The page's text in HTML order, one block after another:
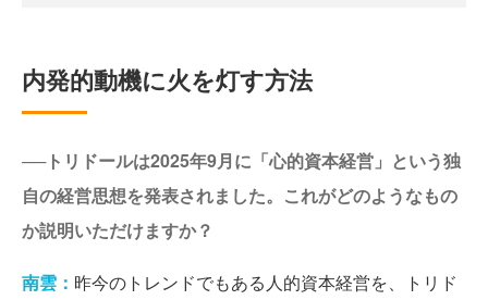
内発的動機に火を灯す方法
──トリドールは2025年9月に「心的資本経営」という独
自の経営思想を発表されました。これがどのようなもの
か説明いただけますか？
南雲： 昨今のトレンドでもある人的資本経営を、トリド